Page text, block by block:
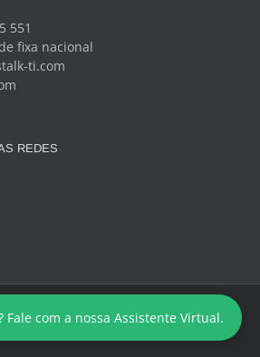
551
fixa nacional
ti.com
REDES
- Tecnologias de Informação
Facebook
TwitterYouTubeLinkedIn
Fale com a nossa Assistente Virtual.